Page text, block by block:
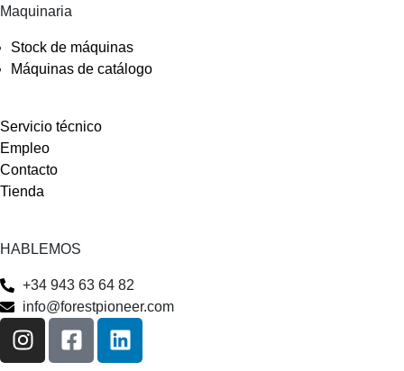
Maquinaria
Stock de máquinas
Máquinas de catálogo
Servicio técnico
Empleo
Contacto
Tienda
HABLEMOS
+34 943 63 64 82
info@forestpioneer.com